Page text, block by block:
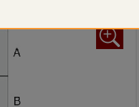
+